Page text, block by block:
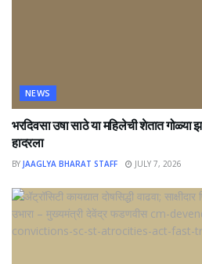
NEWS
भरदिवसा उषा साठे या महिलेची शेतात गोळ्या
हादरला
BY JAAGLYA BHARAT STAFF JULY 7, 2026